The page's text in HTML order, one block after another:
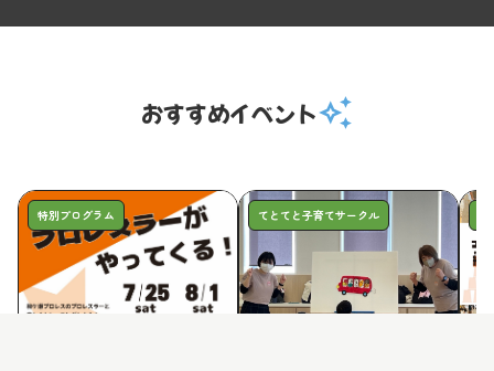
おすすめイベントauto_awesome
特別プログラム てとてと子育てサークル